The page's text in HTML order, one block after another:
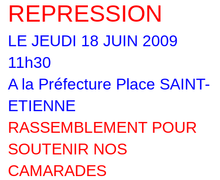
REPRESSION
LE JEUDI 18 JUIN 2009
11h30
A la Préfecture Place SAINT-
ETIENNE
RASSEMBLEMENT POUR
SOUTENIR NOS
CAMARADES